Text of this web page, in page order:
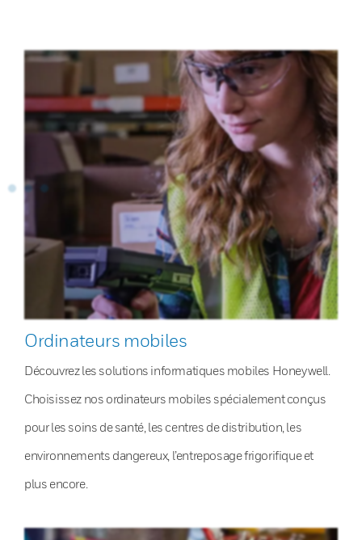
Ordinateurs mobiles
Découvrez les solutions informatiques mobiles Honeywell.
Choisissez nos ordinateurs mobiles spécialement conçus
pour les soins de santé, les centres de distribution, les
environnements dangereux, l’entreposage frigorifique et
plus encore.